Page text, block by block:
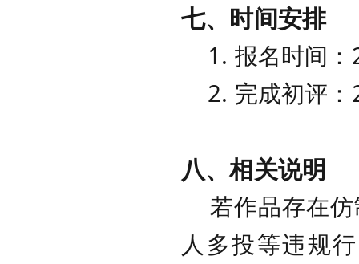
七、时间安排
1. 报名时间：
2. 完成初评：
八、相关说明
若作品存在仿
人多投等违规